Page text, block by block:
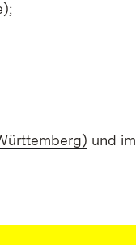
und im